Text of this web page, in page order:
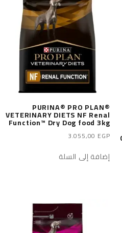
PURINA® PRO PLAN®
VETERINARY DIETS NF Renal
Function™ Dry Dog food 3kg
3.055,00 EGP
إضافة إلى السلة